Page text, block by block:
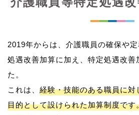
2019年からは、介護職員の確保や定
処遇改善加算に加え、特定処遇改善
た。
これは、 経験・技能のある職員に
目的として設けられた加算制度で